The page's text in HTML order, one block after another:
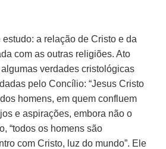
estudo: a relação de Cristo e da
com as outras religiões. Ato
verdades cristológicas
pelo Concílio: “Jesus Cristo
homens, em quem confluem
e aspirações, embora não o
“todos os homens são
com Cristo, luz do mundo”. Ele